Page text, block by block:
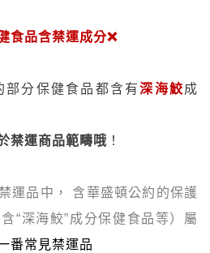
食品含禁運成分❌
部分保健食品都含有深海鮫成
禁運商品範疇哦 ！
運品中， 含華盛頓公約的保護
“深海鮫”成分保健食品等）屬
番常見禁運品